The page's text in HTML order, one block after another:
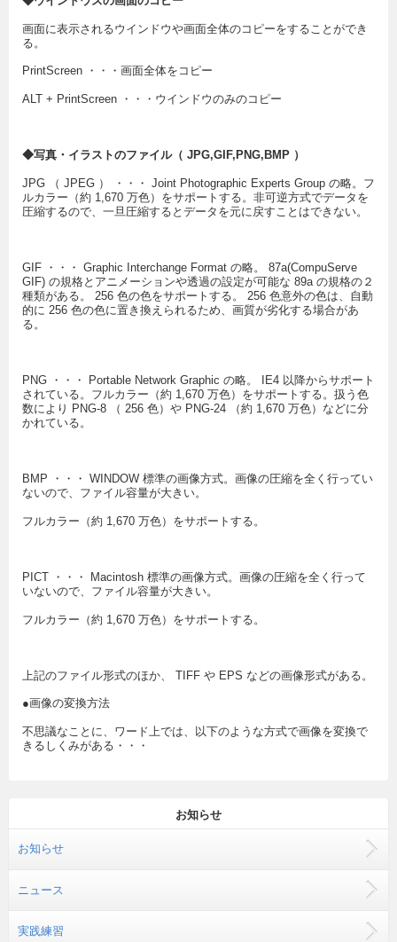
画面に表示されるウインドウや画面全体のコピーをすることができ
る。
PrintScreen ・・・画面全体をコピー
ALT + PrintScreen ・・・ウインドウのみのコピー
◆写真・イラストのファイル（ JPG,GIF,PNG,BMP ）
JPG （ JPEG ） ・・・ Joint Photographic Experts Group の略。フ
ルカラー（約 1,670 万色）をサポートする。非可逆方式でデータを
圧縮するので、一旦圧縮するとデータを元に戻すことはできない。
GIF ・・・ Graphic Interchange Format の略。 87a(CompuServe
GIF) の規格とアニメーションや透過の設定が可能な 89a の規格の２
種類がある。 256 色の色をサポートする。 256 色意外の色は、自動
的に 256 色の色に置き換えられるため、画質が劣化する場合があ
る。
PNG ・・・ Portable Network Graphic の略。 IE4 以降からサポート
されている。フルカラー（約 1,670 万色）をサポートする。扱う色
数により PNG-8 （ 256 色）や PNG-24 （約 1,670 万色）などに分
かれている。
BMP ・・・ WINDOW 標準の画像方式。画像の圧縮を全く行ってい
ないので、ファイル容量が大きい。
フルカラー（約 1,670 万色）をサポートする。
PICT ・・・ Macintosh 標準の画像方式。画像の圧縮を全く行って
いないので、ファイル容量が大きい。
フルカラー（約 1,670 万色）をサポートする。
上記のファイル形式のほか、 TIFF や EPS などの画像形式がある。
●画像の変換方法
不思議なことに、ワード上では、以下のような方式で画像を変換で
きるしくみがある・・・
お知らせ
お知らせ
ニュース
実践練習